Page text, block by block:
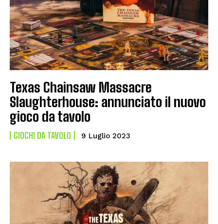
Texas Chainsaw Massacre
Slaughterhouse: annunciato il nuovo
gioco da tavolo
GIOCHI DA TAVOLO 9 Luglio 2023